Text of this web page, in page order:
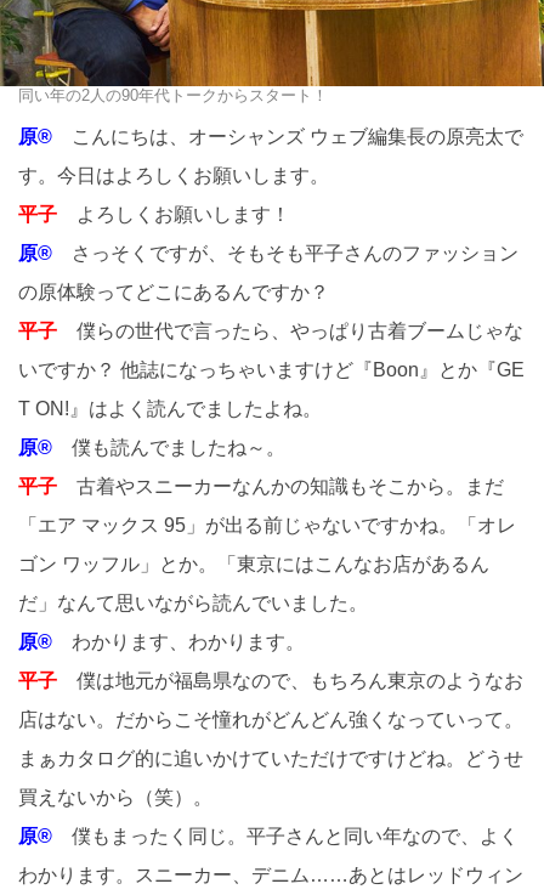
同い年の2人の90年代トークからスタート！
原® こんにちは、オーシャンズ ウェブ編集長の原亮太で
す。今日はよろしくお願いします。
平子 よろしくお願いします！
原® さっそくですが、そもそも平子さんのファッション
の原体験ってどこにあるんですか？
平子 僕らの世代で言ったら、やっぱり古着ブームじゃな
いですか？ 他誌になっちゃいますけど『Boon』とか『GE
T ON!』はよく読んでましたよね。
原® 僕も読んでましたね～。
平子
古着やスニーカーなんかの知識もそこから。まだ
「エア マックス 95」が出る前じゃないですかね。「オレ
ゴン ワッフル」とか。「東京にはこんなお店があるん
だ」なんて思いながら読んでいました。
原® わかります、わかります。
平子 僕は地元が福島県なので、もちろん東京のようなお
店はない。だからこそ憧れがどんどん強くなっていって。
まぁカタログ的に追いかけていただけですけどね。どうせ
買えないから（笑）。
原® 僕もまったく同じ。平子さんと同い年なので、よく
わかります。スニーカー、デニム……あとはレッドウィン